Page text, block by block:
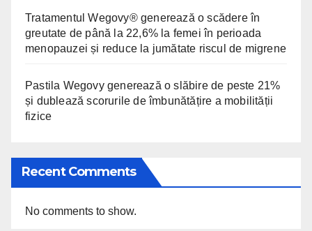
Tratamentul Wegovy® generează o scădere în
greutate de până la 22,6% la femei în perioada
menopauzei și reduce la jumătate riscul de migrene
Pastila Wegovy generează o slăbire de peste 21%
și dublează scorurile de îmbunătățire a mobilității
fizice
Recent Comments
No comments to show.